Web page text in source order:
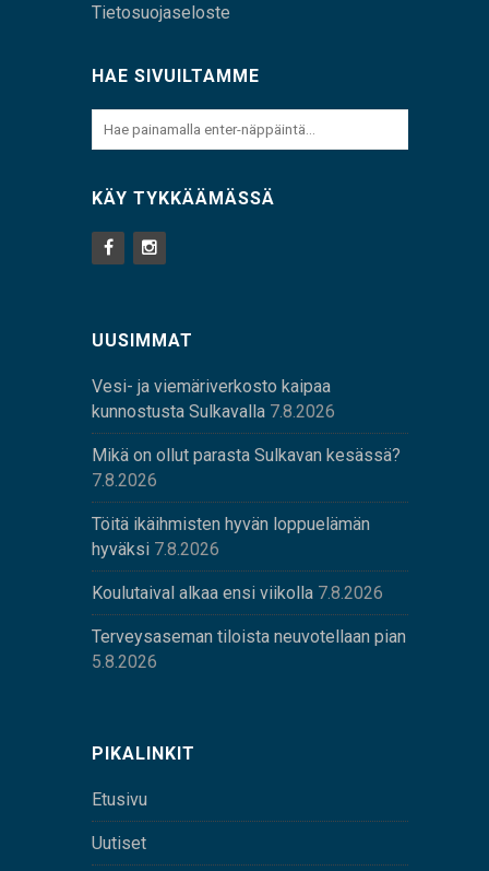
Tietosuojaseloste
HAE SIVUILTAMME
KÄY TYKKÄÄMÄSSÄ
UUSIMMAT
Vesi- ja viemäriverkosto kaipaa
kunnostusta Sulkavalla 7.8.2026
Mikä on ollut parasta Sulkavan kesässä?
7.8.2026
Töitä ikäihmisten hyvän loppuelämän
hyväksi 7.8.2026
Koulutaival alkaa ensi viikolla 7.8.2026
Terveysaseman tiloista neuvotellaan pian
5.8.2026
PIKALINKIT
Etusivu
Uutiset